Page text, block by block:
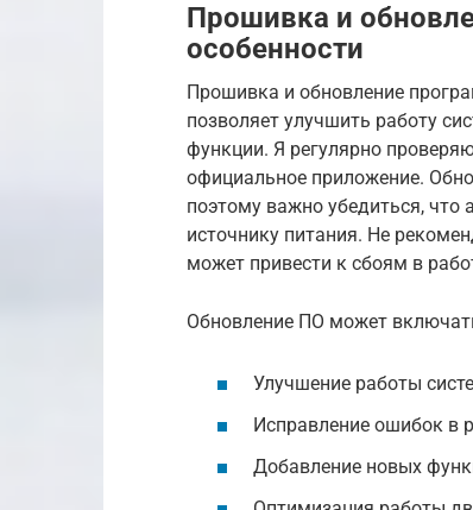
Прошивка и
особенности
Прошивка и обновление
позволяет улучшить работу
функции. Я регулярно
официальное приложение.
поэтому важно убедиться,
источнику питания. Не
может привести к сбоям в
Обновление ПО может
Улучшение работы
Исправление ошибок в
Добавление новых